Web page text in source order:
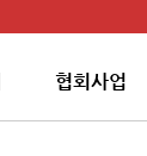
협회사업